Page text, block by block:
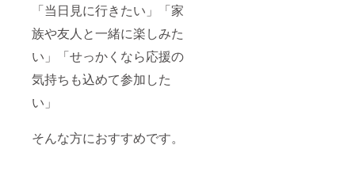
「当日見に行きたい」「家
族や友人と一緒に楽しみた
い」「せっかくなら応援の
気持ちも込めて参加した
い」
そんな方におすすめです。